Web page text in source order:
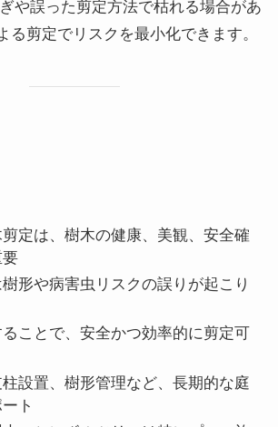
や誤った剪定方法で枯れる場合があ
る剪定でリスクを最小化できます。
定は、樹木の健康、美観、安全確
形や病害虫リスクの誤りが起こり
ことで、安全かつ効率的に剪定可
設置、樹形管理など、長期的な庭
ト